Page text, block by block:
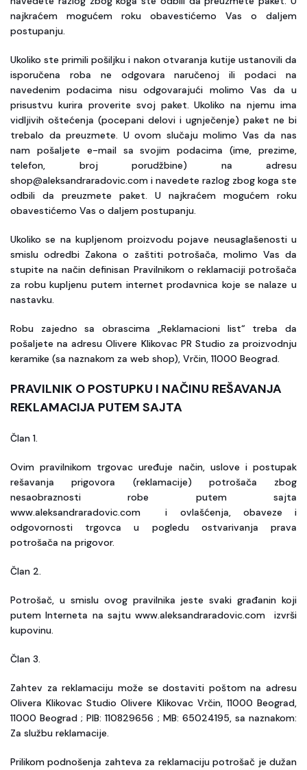
najkraćem mogućem roku obavestićemo Vas o daljem
postupanju.
Ukoliko ste primili pošiljku i nakon otvaranja kutije ustanovili da
isporučena roba ne odgovara naručenoj ili podaci na
navedenim podacima nisu odgovarajući molimo Vas da u
prisustvu kurira proverite svoj paket. Ukoliko na njemu ima
vidljivih oštećenja (pocepani delovi i ugnječenje) paket ne bi
trebalo da preuzmete. U ovom slučaju molimo Vas da nas
nam pošaljete e-mail sa svojim podacima (ime, prezime,
telefon, broj porudžbine) na adresu
shop@aleksandraradovic.com i navedete razlog zbog koga ste
odbili da preuzmete paket. U najkraćem mogućem roku
obavestićemo Vas o daljem postupanju.
Ukoliko se na kupljenom proizvodu pojave neusaglašenosti u
smislu odredbi Zakona o zaštiti potrošača, molimo Vas da
stupite na način definisan Pravilnikom o reklamaciji potrošača
za robu kupljenu putem internet prodavnica koje se nalaze u
nastavku.
Robu zajedno sa obrascima „Reklamacioni list“ treba da
pošaljete na adresu Olivere Klikovac PR Studio za proizvodnju
keramike (sa naznakom za web shop), Vrčin, 11000 Beograd.
PRAVILNIK O POSTUPKU I NAČINU REŠAVANJA
REKLAMACIJA PUTEM SAJTA
Član 1.
Ovim pravilnikom trgovac uređuje način, uslove i postupak
rešavanja prigovora (reklamacije) potrošača zbog
nesaobraznosti robe putem sajta
www.aleksandraradovic.com i ovlašćenja, obaveze i
odgovornosti trgovca u pogledu ostvarivanja prava
potrošača na prigovor.
Član 2.
Potrošač, u smislu ovog pravilnika jeste svaki građanin koji
putem Interneta na sajtu www.aleksandraradovic.com izvrši
kupovinu.
Član 3.
Zahtev za reklamaciju može se dostaviti poštom na adresu
Olivera Klikovac Studio Olivere Klikovac Vrčin, 11000 Beograd,
11000 Beograd ; PIB: 110829656 ; MB: 65024195, sa naznakom:
Za službu reklamacije.
Prilikom podnošenja zahteva za reklamaciju potrošač je dužan